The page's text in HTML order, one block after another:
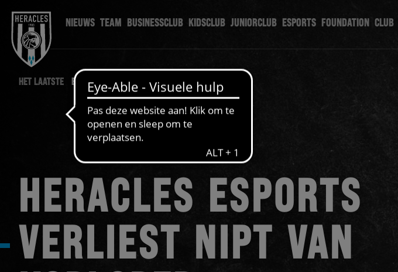
NIEUWS TEAM BUSINESSCLUB KIDSCLUB JUNIORCLUB ESPORTS FOUNDATION CLUB
HET LAATSTE ESPORTS NIEUWS
HERACLES ESPORTS
VERLIEST NIPT VAN